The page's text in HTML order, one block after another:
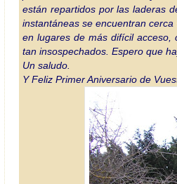
están repartidos por las laderas
instantáneas se encuentran
en lugares de más difícil acceso,
tan insospechados. Espero que
Un saludo.
Y Feliz Primer Aniversario de